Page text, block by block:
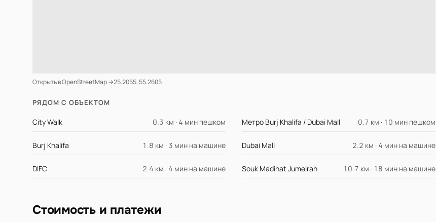
Открыть в OpenStreetMap →25.2055, 55.2605
РЯДОМ С ОБЪЕКТОМ
City Walk 0.3 км · 4 мин пешком Метро Burj Khalifa / Dubai Mall 0.7 км · 10 мин пешком
Burj Khalifa 1.8 км · 3 мин на машине Dubai Mall 2.2 км · 4 мин на машине
DIFC 2.4 км · 4 мин на машине Souk Madinat Jumeirah 10.7 км · 18 мин на машине
Стоимость и платежи